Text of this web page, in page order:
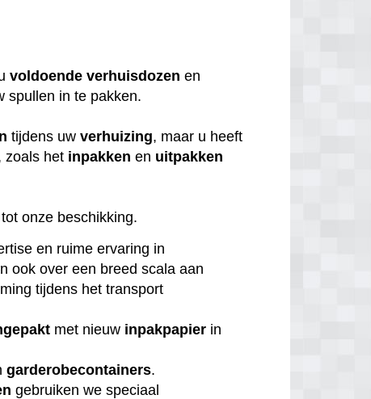
voldoende verhuisdozen en
spullen in te pakken.
tijdens uwverhuizing, maar u heeft
zoals het inpakken en uitpakken
onze beschikking.
en ruime ervaring in
ook over een breed scala aan
tijdens het transport
met nieuw inpakpapier in
garderobecontainers.
gebruiken we speciaal